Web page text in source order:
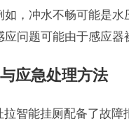
如，冲水不畅可能是水
应问题可能由于感应器
应急处理方法
拉智能挂厕配备了故障